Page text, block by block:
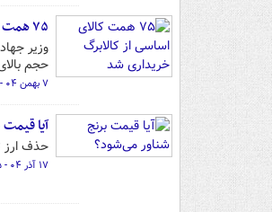
۷۵ همت کالای اساسی از کالابرگ خریداری شد
حجم
۷ بهمن ۰۴ - ۱۰:۴۶
آیا
حذف ارز
۱۷ آذر ۰۴ - ۰۸:۵۵